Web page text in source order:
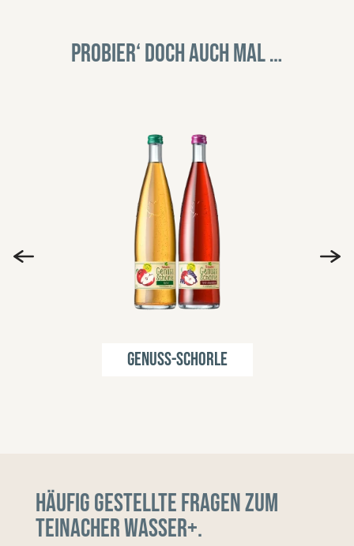
Probier‘ doch auch mal …
Genuss-Schorle
Häufig gestellte Fragen zum
Teinacher Wasser+.